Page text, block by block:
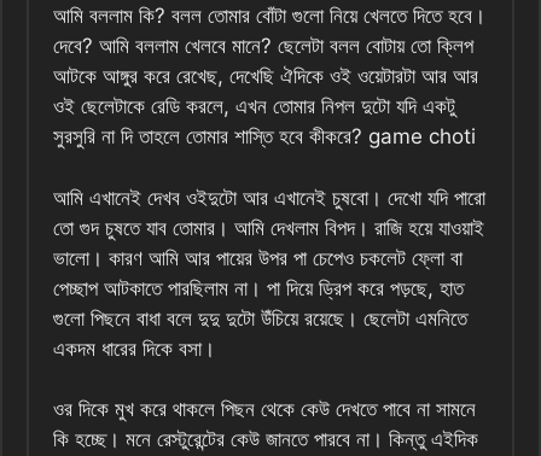
আমি বললাম কি? বলল তোমার বোঁটা গুলো নিয়ে খেলতে দিতে হবে।
দেবে? আমি বললাম খেলবে মানে? ছেলেটা বলল বোটায় তো ক্লিপ
আটকে আঙ্গুর করে রেখেছ, দেখেছি ঐদিকে ওই ওয়েটারটা আর আর
ওই ছেলেটাকে রেডি করলে, এখন তোমার নিপল দুটো যদি একটু
সুরসুরি না দি তাহলে তোমার শাস্তি হবে কীকরে? game choti
আমি এখানেই দেখব ওইদুটো আর এখানেই চুষবো। দেখো যদি পারো
তো গুদ চুষতে যাব তোমার। আমি দেখলাম বিপদ। রাজি হয়ে যাওয়াই
ভালো। কারণ আমি আর পায়ের উপর পা চেপেও চকলেট ফ্লো বা
পেচ্ছাপ আটকাতে পারছিলাম না। পা দিয়ে ড্রিপ করে পড়ছে, হাত
গুলো পিছনে বাধা বলে দুদু দুটো উঁচিয়ে রয়েছে। ছেলেটা এমনিতে
একদম ধারের দিকে বসা।
ওর দিকে মুখ করে থাকলে পিছন থেকে কেউ দেখতে পাবে না সামনে
কি হচ্ছে। মনে রেস্টুরেন্টের কেউ জানতে পারবে না। কিন্তু এইদিক